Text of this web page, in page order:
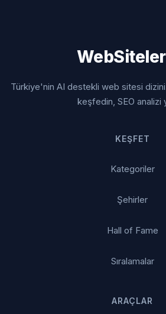
Türkiye'nin AI destekli web sitesi
keşfedin, SEO analizi
KEŞFET
Kategoriler
Şehirler
Hall of Fame
Sıralamalar
ARAÇLAR